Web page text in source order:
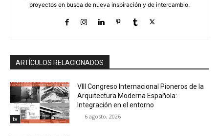
proyectos en busca de nueva inspiración y de intercambio.
ARTÍCULOS RELACIONADOS
tv
VIII Congreso Internacional Pioneros de la
Arquitectura Moderna Española:
Integración en el entorno
6 agosto, 2026